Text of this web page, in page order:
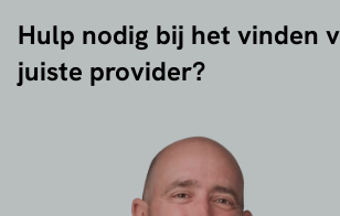
Hulp nodig bij het vinden
juiste provider?